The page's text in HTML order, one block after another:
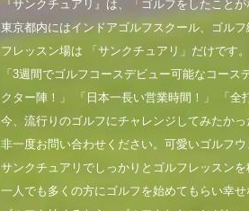
『サンクチュアリ』は、「ゴルフをしたこと
東京都内にはインドアゴルフスクール、ゴル
フレッスン場は 「サンクチュアリ」だけです
「3週間でゴルフコースデビュー可能なコー
クター陣！」 「日本一長い営業時間！」 「全
今、流行りのゴルフにチャレンジしてみたか
非一度お問い合わせください。可愛いゴルフ
サンクチュアリでしっかりとゴルフレッスン
一人でも多くの方にゴルフを始めてもらい幸